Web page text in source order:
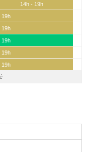
14h - 19h
19h
19h
19h
19h
19h